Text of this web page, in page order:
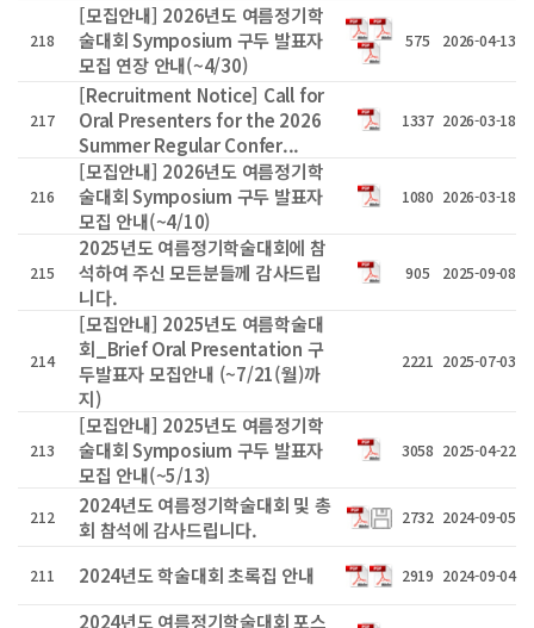
218
[모집안내] 2026년도 여름정기학
술대회 Symposium 구두 발표자
모집 연장 안내(~4/30)
575 2026-04-13
217
[Recruitment Notice] Call for
Oral Presenters for the 2026
Summer Regular Confer...
1337 2026-03-18
216
[모집안내] 2026년도 여름정기학
술대회 Symposium 구두 발표자
모집 안내(~4/10)
1080 2026-03-18
215
2025년도 여름정기학술대회에 참
석하여 주신 모든분들께 감사드립
니다.
905 2025-09-08
214
[모집안내] 2025년도 여름학술대
회_Brief Oral Presentation 구
두발표자 모집안내 (~7/21(월)까
지)
2221 2025-07-03
213
[모집안내] 2025년도 여름정기학
술대회 Symposium 구두 발표자
모집 안내(~5/13)
3058 2025-04-22
212
2024년도 여름정기학술대회 및 총
회 참석에 감사드립니다.
2732 2024-09-05
211 2024년도 학술대회 초록집 안내 2919 2024-09-04
2024년도 여름정기학술대회 포스